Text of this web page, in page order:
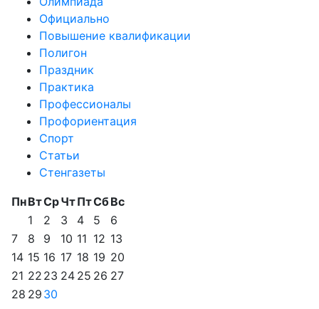
Официально
Повышение квалификации
Полигон
Праздник
Практика
Профессионалы
Профориентация
Спорт
Статьи
Стенгазеты
ПнВтСрЧтПтСбВс
1
2 3 4 5
6
7
8 9 10 11 12 13
14 15 16 17 18 19 20
21 22 23 24 25 26 27
28 29 30